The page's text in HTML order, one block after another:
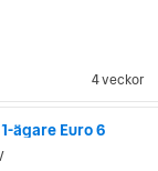
4 veckor
ägare Euro 6